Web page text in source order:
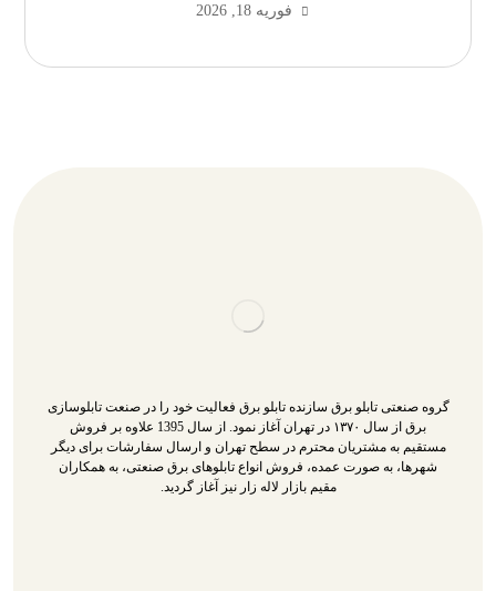
فوریه 18, 2026
گروه صنعتی تابلو برق سازنده تابلو برق فعالیت خود را در صنعت تابلوسازی
برق از سال ۱۳۷۰ در تهران آغاز نمود. از سال 1395 علاوه بر فروش
مستقیم به مشتریان محترم در سطح تهران و ارسال سفارشات برای دیگر
شهرها، به صورت عمده، فروش انواع تابلوهای برق صنعتی، به همکاران
مقیم بازار لاله زار نیز آغاز گردید.